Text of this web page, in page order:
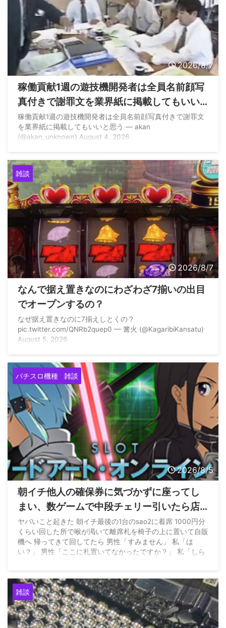
2026/8/7
稼働貢献1週の遊技機開発者は全員名前顔写
真付きで謝罪文を業界紙に掲載してもいい
と思う
稼働貢献1週の遊技機開発者は全員名前顔写真付きで謝罪文
を業界紙に掲載してもいいと思う — akan
(@akan_unknown) August 4, 2026
雑談
2026/8/7
なんで据え置きなのにわざわざ7揃いの出目
でオープンするの？
なぜ据え置きなのに7揃えしとくの？
pic.twitter.com/QNRb2quep0 — 篝火 (@KagaribiKansatu)
August 5, 2026
パチスロ機種 雑談
2026/8/5
朝イチ他人の確保券に気づかずに座ってし
まい、数ゲームで中段チェリー引いたら店
員に代われと言われてしまったのだが
ヤバいこと起きた 朝イチ最後の1台のsao2に着席 1000円分
くらい回した所で喉が渇いて離席札を椅子の上に置いて自販
機へ 帰ってきて回してたら 男性「すみません」 私「は
い？」 男性「ここに札置いてなかったですか？」 私「しら
雑談